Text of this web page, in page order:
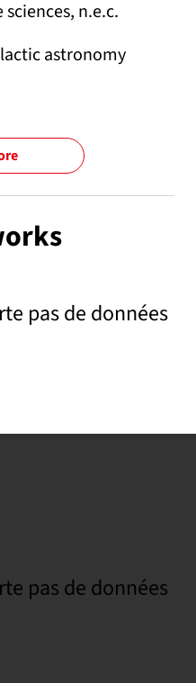
n.e.c.
astronomy
pas de données
pas de données